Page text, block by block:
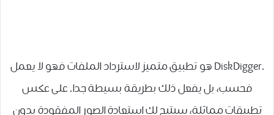
.DiskDigger هو تطبيق متميز لاسترداد الملفات فهو لا يعمل
فحسب، بل يفعل ذلك بطريقة بسيطة جدا. على عكس
تطبيقات مماثلة، سيتيح لك استعادة الصور المفقودة بدون